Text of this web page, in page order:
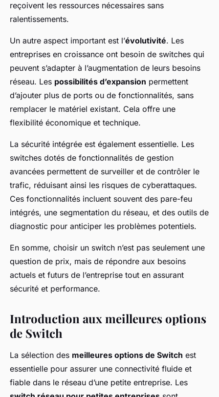
reçoivent les ressources nécessaires sans
ralentissements.
Un autre aspect important est l’évolutivité. Les
entreprises en croissance ont besoin de switches qui
peuvent s’adapter à l’augmentation de leurs besoins
réseau. Les possibilités d’expansion permettent
d’ajouter plus de ports ou de fonctionnalités, sans
remplacer le matériel existant. Cela offre une
flexibilité économique et technique.
La sécurité intégrée est également essentielle. Les
switches dotés de fonctionnalités de gestion
avancées permettent de surveiller et de contrôler le
trafic, réduisant ainsi les risques de cyberattaques.
Ces fonctionnalités incluent souvent des pare-feu
intégrés, une segmentation du réseau, et des outils de
diagnostic pour anticiper les problèmes potentiels.
En somme, choisir un switch n’est pas seulement une
question de prix, mais de répondre aux besoins
actuels et futurs de l’entreprise tout en assurant
sécurité et performance.
Introduction aux meilleures options
de Switch
La sélection des meilleures options de Switch est
essentielle pour assurer une connectivité fluide et
fiable dans le réseau d’une petite entreprise. Les